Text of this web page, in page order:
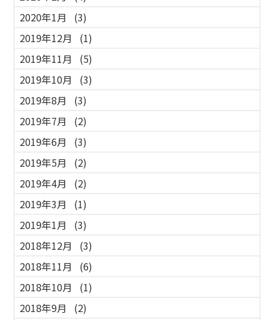
2020年1月
(3)
2019年12月
(1)
2019年11月
(5)
2019年10月
(3)
2019年8月
(3)
2019年7月
(2)
2019年6月
(3)
2019年5月
(2)
2019年4月
(2)
2019年3月
(1)
2019年1月
(3)
2018年12月
(3)
2018年11月
(6)
2018年10月
(1)
2018年9月
(2)